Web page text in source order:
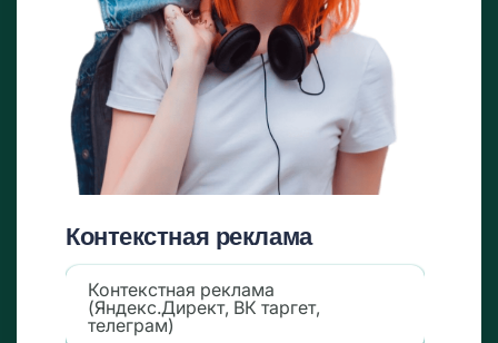
Контекстная реклама
Контекстная реклама
(Яндекс.Директ, ВК таргет,
телеграм)